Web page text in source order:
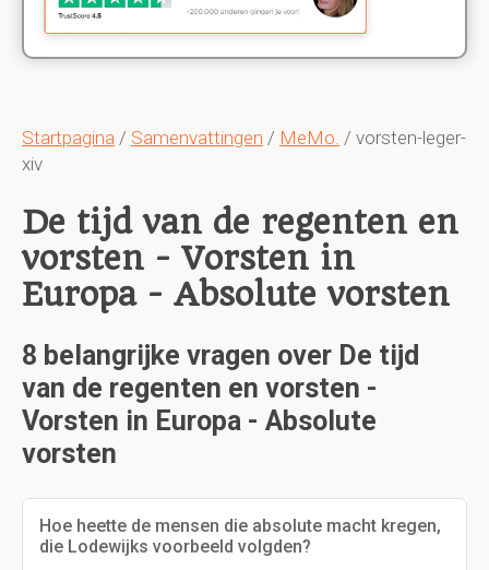
Startpagina / Samenvattingen / MeMo. / vorsten-leger-
xiv
De tijd van de regenten en
vorsten - Vorsten in
Europa - Absolute vorsten
8 belangrijke vragen over De tijd
van de regenten en vorsten -
Vorsten in Europa - Absolute
vorsten
Hoe heette de mensen die absolute macht kregen,
die Lodewijks voorbeeld volgden?